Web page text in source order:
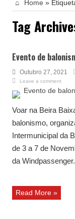
Home »
Tag
Evento de
Outubro 27, 2021
Leave a comment
Voar na Beira
balonismo,
Intermunicipal da
de 3 a 7 de
da Windpassenger.
Read More »